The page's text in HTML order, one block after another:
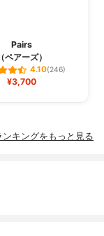
Pairs
（ペアーズ）
4.10(246)
¥3,700
キングをもっと見る